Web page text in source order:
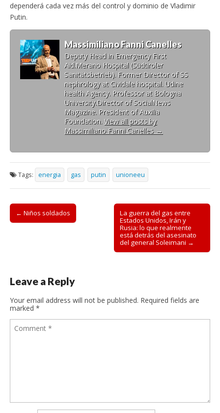
dependerá cada vez más del control y dominio de Vladimir
Putin.
Massimiliano Fanni Canelles
Deputy Head in Emergency First
Aid.Merano Hospital (Südtiroler
Sanitätsbetrieb). Former Director of SS
nephrology at Cividale hospital. Udine
health Agency. Professor at Bologna
University.Director of SocialNews
Magazine. President of Auxilia
Foundation. View all posts by
Massimiliano Fanni Canelles →
Tags: energia gas putin unioneeu
Post
navigation
← Niños soldados
La guerra del gas entre
Estados Unidos, Irán y
Rusia: lo que realmente
está detrás del asesinato
del general Soleimani →
Leave a Reply
Your email address will not be published. Required fields are
marked *